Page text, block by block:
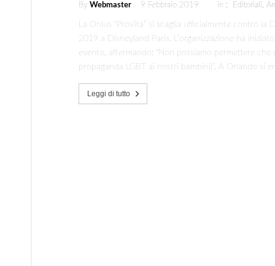
By Webmaster 9 Febbraio 2019 in : Editoriali,
La Onlus “ProVita” si scaglia ufficialmente contro
2019 a Disneyland Paris. L’organizzazione ha
evento, affermando: “Non possiamo permettere
propaganda LGBT ai nostri bambini!”. A Orlando si
Leggi di tutto